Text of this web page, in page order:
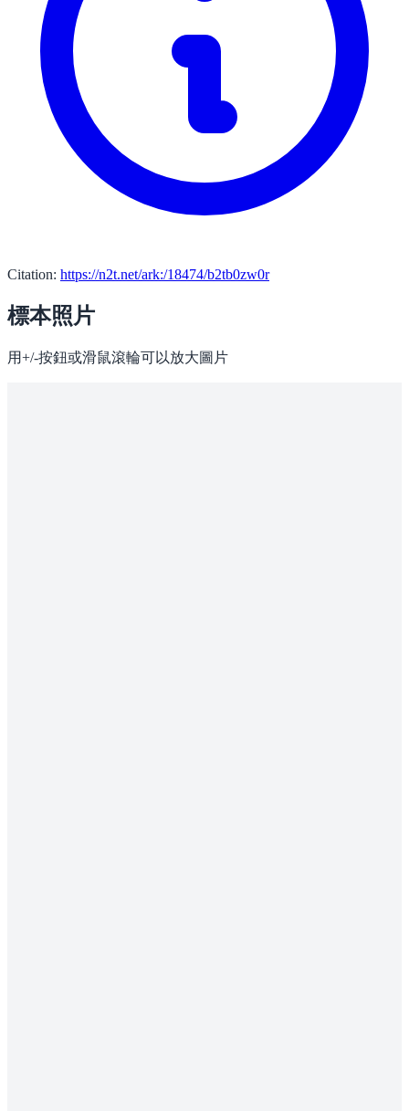
Citation: https://n2t.net/ark:/18474/b2tb0zw0r
標本照片
用+/-按鈕或滑鼠滾輪可以放大圖片